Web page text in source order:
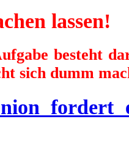
lassen!
besteht
sich dumm
fordert